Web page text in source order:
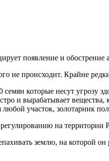
появление и обострение
не происходит. Крайне
которые несут угрозу
и вырабатывает
участок, золотарник
на территории
землю, на которой